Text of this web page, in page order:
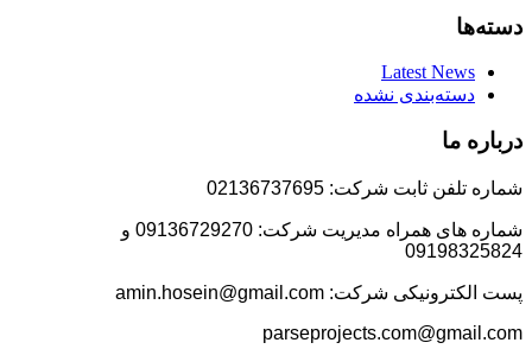
دسته‌ها
Latest News
دسته‌بندی نشده
درباره ما
شماره تلفن ثابت شرکت: 02136737695
شماره های همراه مدیریت شرکت: 09136729270 و
09198325824
پست الکترونیکی شرکت: amin.hosein@gmail.com
parseprojects.com@gmail.com